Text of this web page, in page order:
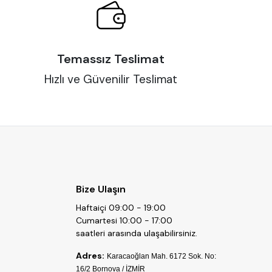
Temassız Teslimat
Hızlı ve Güvenilir Teslimat
Bize Ulaşın
Haftaiçi 09:00 - 19:00
Cumartesi 10:00 - 17:00
saatleri arasında ulaşabilirsiniz.
Adres: Karacaoğlan Mah. 6172 Sok. No:
16/2 Bornova / İZMİR